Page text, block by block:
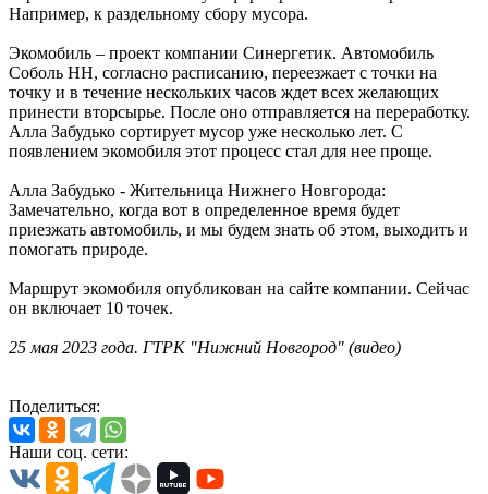
Например, к раздельному сбору мусора.
Экомобиль – проект компании Синергетик. Автомобиль
Соболь НН, согласно расписанию, переезжает с точки на
точку и в течение нескольких часов ждет всех желающих
принести вторсырье. После оно отправляется на переработку.
Алла Забудько сортирует мусор уже несколько лет. С
появлением экомобиля этот процесс стал для нее проще.
Алла Забудько - Жительница Нижнего Новгорода:
Замечательно, когда вот в определенное время будет
приезжать автомобиль, и мы будем знать об этом, выходить и
помогать природе.
Маршрут экомобиля опубликован на сайте компании. Сейчас
он включает 10 точек.
25 мая 2023 года. ГТРК "Нижний Новгород" (видео)
Поделиться:
Наши соц. сети: